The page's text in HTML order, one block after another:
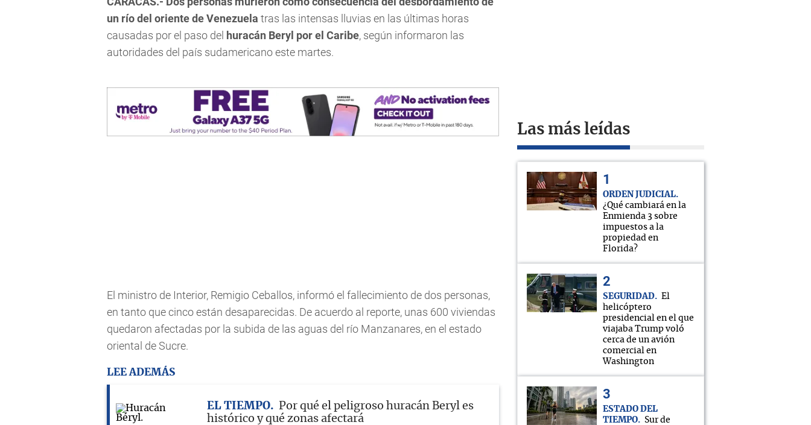
un río del oriente de Venezuela tras las intensas lluvias en las últimas horas
causadas por el paso del huracán Beryl por el Caribe, según informaron las
autoridades del país sudamericano este martes.
El ministro de Interior, Remigio Ceballos, informó el fallecimiento de dos personas,
en tanto que cinco están desaparecidas. De acuerdo al reporte, unas 600 viviendas
quedaron afectadas por la subida de las aguas del río Manzanares, en el estado
oriental de Sucre.
LEE ADEMÁS
EL TIEMPO
Por qué el peligroso huracán Beryl es
histórico y qué zonas afectará
Las más leídas
ORDEN JUDICIAL
¿Qué cambiará en la
Enmienda 3 sobre
impuestos a la
propiedad en
Florida?
SEGURIDAD
El
helicóptero
presidencial en el que
viajaba Trump voló
cerca de un avión
comercial en
Washington
ESTADO DEL
TIEMPO
Sur de